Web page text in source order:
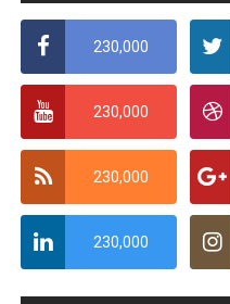
230,000
230,000
230,000
230,000